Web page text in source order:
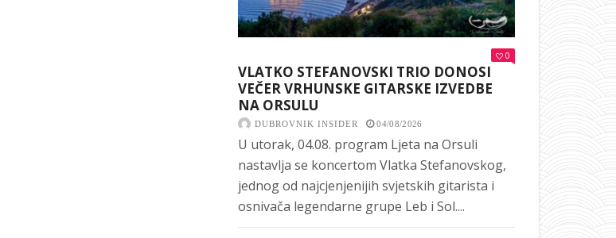
0
VLATKO STEFANOVSKI TRIO DONOSI
VEČER VRHUNSKE GITARSKE IZVEDBE
NA ORSULU
DUBROVNIK INSIDER 04/08/2026
U utorak, 04.08. program Ljeta na Orsuli
nastavlja se koncertom Vlatka Stefanovskog,
jednog od najcjenjenijih svjetskih gitarista i
osnivača legendarne grupe Leb i Sol....